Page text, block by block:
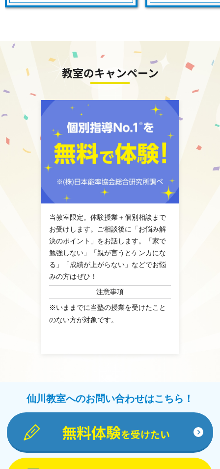
教室のキャンペーン
当教室限定。体験授業＋個別相談まで
お受けします。ご相談後に「お悩み解
決のポイント」をお話します。「家で
勉強しない」「親が言うとケンカにな
る」「成績が上がらない」などでお悩
みの方はぜひ！
注意事項
※いままでに当塾の授業を受けたこと
のない方が対象です。
仙川教室へのお問い合わせはこちら！
無料体験を受けたい